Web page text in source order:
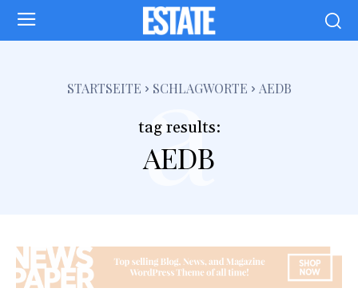
STARTSEITE SCHLAGWORTE AEDB
tag results:
AEDB
a